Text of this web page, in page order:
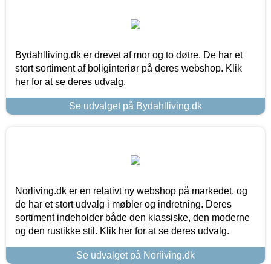
Bydahlliving.dk er drevet af mor og to døtre. De har et
stort sortiment af boliginteriør på deres webshop. Klik
her for at se deres udvalg.
Se udvalget på Bydahlliving.dk
Norliving.dk er en relativt ny webshop på markedet, og
de har et stort udvalg i møbler og indretning. Deres
sortiment indeholder både den klassiske, den moderne
og den rustikke stil. Klik her for at se deres udvalg.
Se udvalget på Norliving.dk